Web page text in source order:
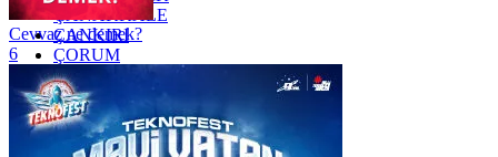
ÇANAKKALE
ÇANKIRI
ÇORUM
İSTANBUL
İZMİR
ŞANLIURFA
ŞIRNAK
Cevvaz ne demek?
6